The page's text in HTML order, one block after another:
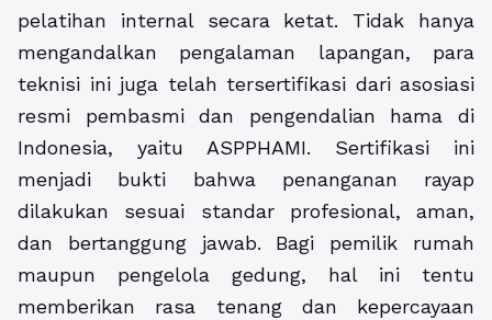
pelatihan internal secara ketat. Tidak hanya
mengandalkan pengalaman lapangan, para
teknisi ini juga telah tersertifikasi dari asosiasi
resmi pembasmi dan pengendalian hama di
Indonesia, yaitu ASPPHAMI. Sertifikasi ini
menjadi bukti bahwa penanganan rayap
dilakukan sesuai standar profesional, aman,
dan bertanggung jawab. Bagi pemilik rumah
maupun pengelola gedung, hal ini tentu
memberikan rasa tenang dan kepercayaan